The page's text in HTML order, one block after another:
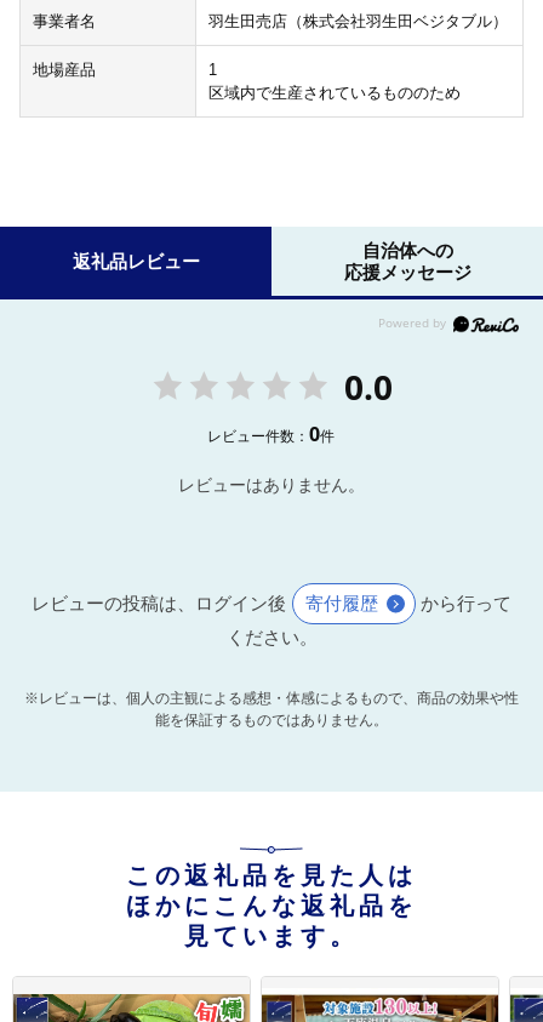
事業者名 羽生田売店（株式会社羽生田ベジタブル）
地場産品
1
区域内で生産されているもののため
返礼品レビュー
自治体への
応援メッセージ
0.0
レビュー件数：0件
レビューはありません。
レビューの投稿は、ログイン後 寄付履歴
から行って
ください。
※レビューは、個人の主観による感想・体感によるもので、商品の効果や性
能を保証するものではありません。
この返礼品を見た人は
ほかにこんな返礼品を
見ています。